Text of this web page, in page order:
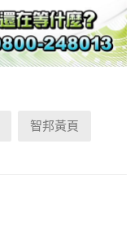
智邦黃頁